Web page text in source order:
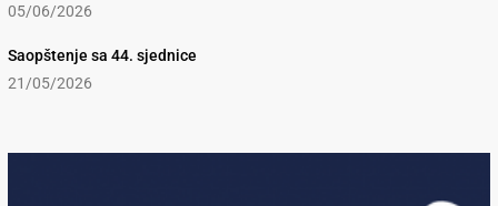
05/06/2026
Saopštenje sa 44. sjednice
21/05/2026